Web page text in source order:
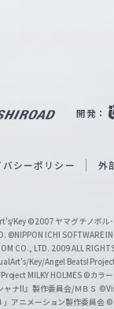
開発：
バシーポリシー 外
Key ©2007 ヤマグチノボル
©NIPPON ICHI SOFTWARE
CO., LTD. 2009 ALL
Key/Angel Beats!
MILKY HOLMES ©カラー
ナII』製作委員会/ＭＢＳ
アニメーション製作委員会 ©